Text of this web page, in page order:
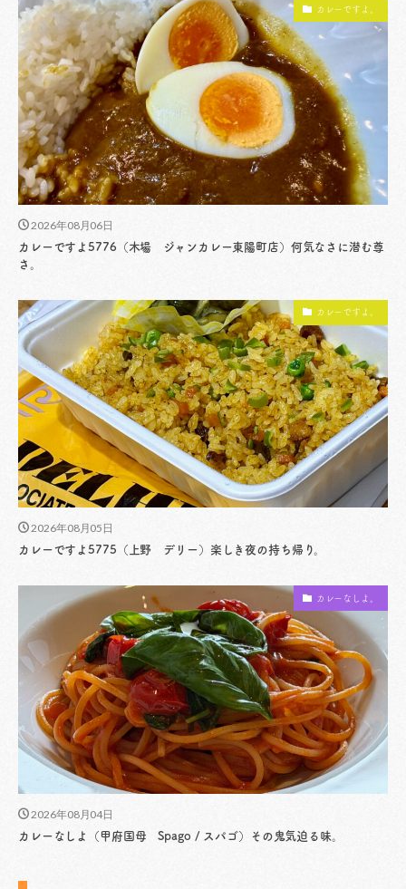
カレーですよ。
2026年08月06日
カレーですよ5776（木場 ジャンカレー東陽町店）何気なさに潜む尊
さ。
カレーですよ。
2026年08月05日
カレーですよ5775（上野 デリー）楽しき夜の持ち帰り。
カレーなしよ。
2026年08月04日
カレーなしよ（甲府国母 Spago / スパゴ）その鬼気迫る味。